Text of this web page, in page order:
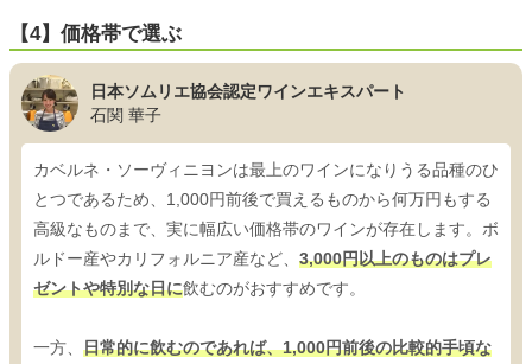
【4】価格帯で選ぶ
日本ソムリエ協会認定ワインエキスパート
石関 華子
カベルネ・ソーヴィニヨンは最上のワインになりうる品種のひ
とつであるため、1,000円前後で買えるものから何万円もする
高級なものまで、実に幅広い価格帯のワインが存在します。ボ
ルドー産やカリフォルニア産など、 3,000円以上のものはプレ
ゼントや特別な日に飲むのがおすすめです。
一方、 日常的に飲むのであれば、1,000円前後の比較的手頃な